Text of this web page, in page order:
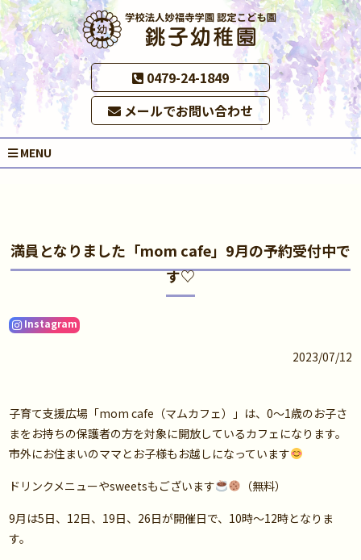
0479-24-1849
メールでお問い合わせ
MENU
満員となりました「mom cafe」9月の予約受付中で
す♡
Instagram
2023/07/12
子育て支援広場「mom cafe（マムカフェ）」は、0～1歳のお子さ
まをお持ちの保護者の方を対象に開放しているカフェになります。
市外にお住まいのママとお子様もお越しになっています
ドリンクメニューやsweetsもございます
（無料）
9月は5日、12日、19日、26日が開催日で、10時～12時となりま
す。